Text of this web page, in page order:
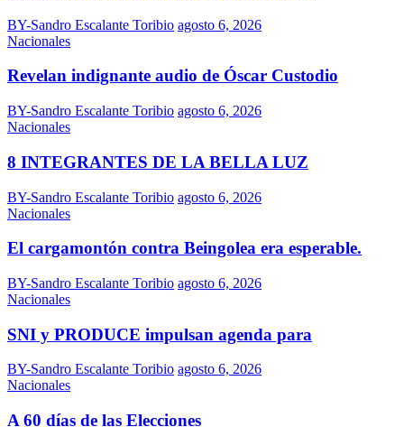
BY-Sandro Escalante Toribio agosto 6, 2026
Nacionales
Revelan indignante audio de Óscar Custodio
BY-Sandro Escalante Toribio agosto 6, 2026
Nacionales
8 INTEGRANTES DE LA BELLA LUZ
BY-Sandro Escalante Toribio agosto 6, 2026
Nacionales
El cargamontón contra Beingolea era esperable.
BY-Sandro Escalante Toribio agosto 6, 2026
Nacionales
SNI y PRODUCE impulsan agenda para
BY-Sandro Escalante Toribio agosto 6, 2026
Nacionales
A 60 días de las Elecciones